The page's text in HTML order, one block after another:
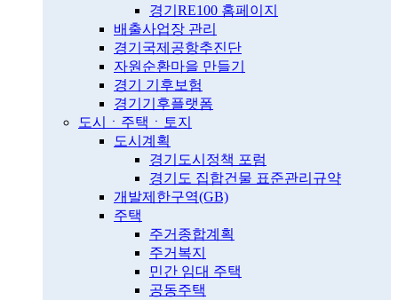
경기RE100 홈페이지
배출사업장 관리
경기국제공항추진단
자원순환마을 만들기
경기 기후보험
경기기후플랫폼
도시ㆍ주택ㆍ토지
도시계획
경기도시정책 포럼
경기도 집합건물 표준관리규약
개발제한구역(GB)
주택
주거종합계획
주거복지
민간 임대 주택
공동주택